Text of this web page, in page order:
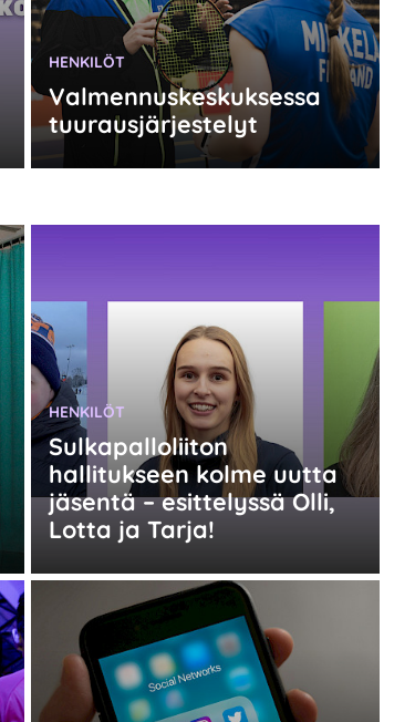
Valmennuskeskuksessa
tuurausjärjestelyt
KATEGORIA:
HENKILÖT
Sulkapalloliiton
hallitukseen kolme uutta
jäsentä – esittelyssä Olli,
Lotta ja Tarja!
KATEGORIA:
HENKILÖT